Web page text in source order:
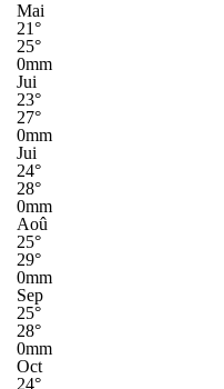
Mai
21°
25°
0mm
Jui
23°
27°
0mm
Jui
24°
28°
0mm
Aoû
25°
29°
0mm
Sep
25°
28°
0mm
Oct
24°